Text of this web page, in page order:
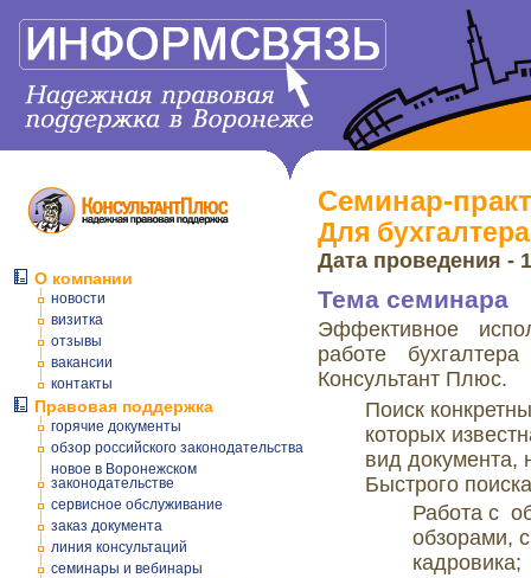
О компании
новости
визитка
отзывы
вакансии
контакты
Правовая поддержка
горячие документы
обзор российского законодательства
новое в Воронежском
законодательстве
сервисное обслуживание
заказ документа
линия консультаций
семинары и вебинары
Семинар-
Для
Дата проведения -
Тема семинара
Эффективное
работе
Консультант Плюс.
Поиск
которых
вид документа,
Быстрого
Работа с
обзорами,
кадровика;